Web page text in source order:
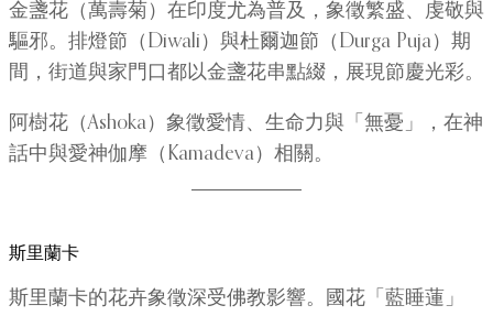
金盞花（萬壽菊）在印度尤為普及，象徵繁盛、虔敬與
驅邪。排燈節（Diwali）與杜爾迦節（Durga Puja）期
間，街道與家門口都以金盞花串點綴，展現節慶光彩。
阿樹花（Ashoka）象徵愛情、生命力與「無憂」，在神
話中與愛神伽摩（Kamadeva）相關。
斯里蘭卡
斯里蘭卡的花卉象徵深受佛教影響。國花「藍睡蓮」